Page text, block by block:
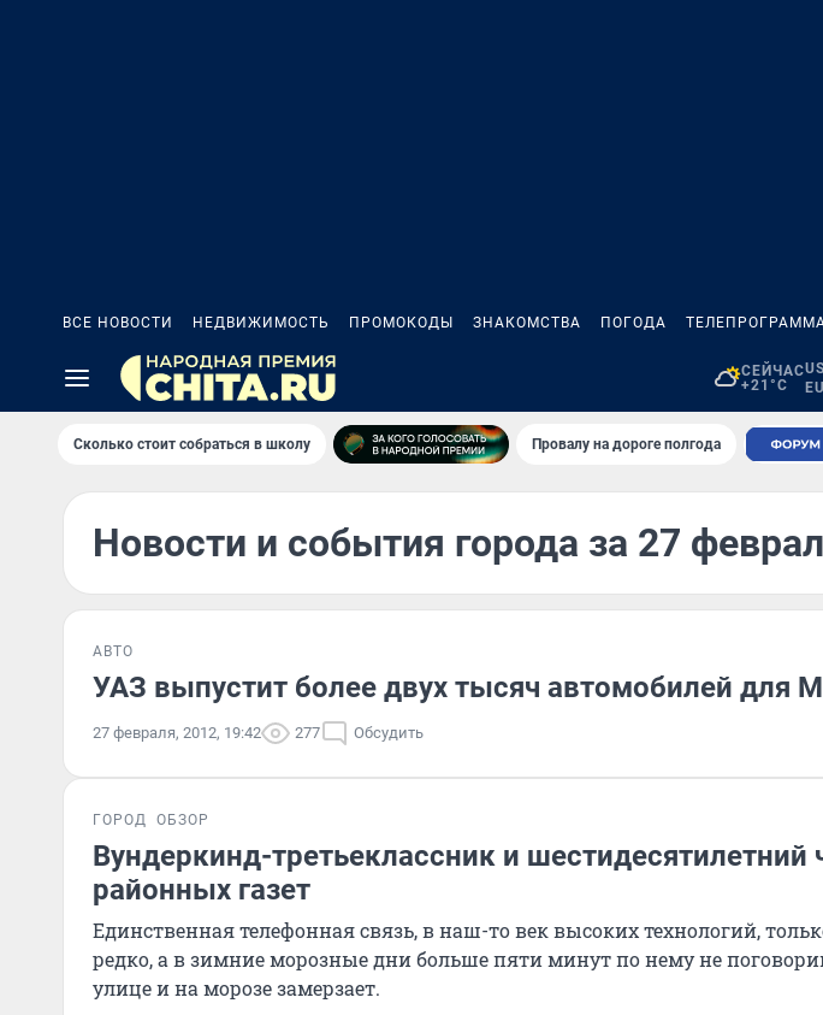
ВСЕ НОВОСТИ НЕДВИЖИМОСТЬ ПРОМОКОДЫ ЗНАКОМСТВА ПОГОДА
СЕЙЧАС
+21°C
Сколько стоит собраться в школу Провалу на дороге полгода
Новости и события города за 27
АВТО
УАЗ выпустит более двух тысяч автомобилей для
27 февраля, 2012, 19:42 277 Обсудить
ГОРОД ОБЗОР
Вундеркинд-третьеклассник и шестидесятилетний
районных газет
Единственная телефонная связь, в наш-то век высоких технологий,
редко, а в зимние морозные дни больше пяти минут по нему не
улице и на морозе замерзает.